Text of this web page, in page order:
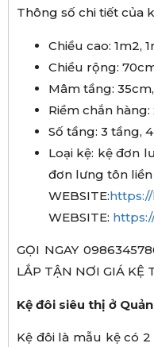
Thông số chi tiết của
Chiều cao: 1m2,
Chiều rộng:
Mâm tầng:
Riềm chắn
Số tầng: 3 tầng,
Loại kệ: kệ đơn
đơn lưng tôn liền
WEBSITE:
WEBSITE:
GỌI NGAY
LẮP TẬN NƠI GIÁ KỆ
Kệ đôi siêu thị ở
Kệ đôi là mẫu kệ có